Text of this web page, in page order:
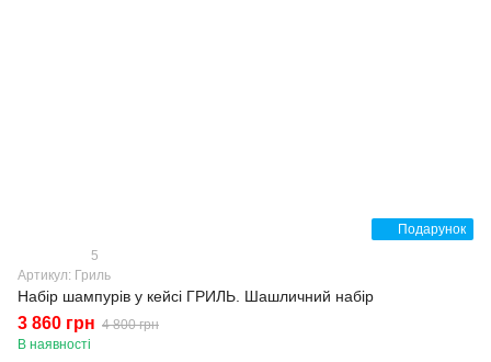
Подарунок
5
Артикул: Гриль
Набір шампурів у кейсі ГРИЛЬ. Шашличний набір
3 860 грн 4 800 грн
В наявності